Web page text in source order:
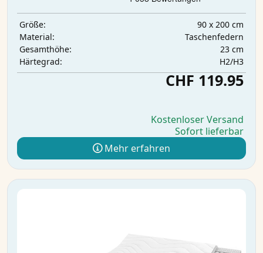
Größe:
90 x 200 cm
Material:
Taschenfedern
Gesamthöhe:
23 cm
Härtegrad:
H2/H3
CHF 119.95
Kostenloser Versand
Sofort lieferbar
Mehr erfahren